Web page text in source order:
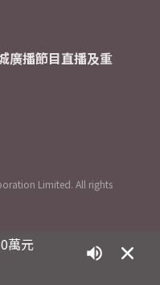
萬元
廣播節目直播及重
Limited. All rights